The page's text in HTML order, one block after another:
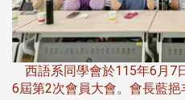
西語系同學會於115年6月7
6屆第2次會員大會。會長藍挹